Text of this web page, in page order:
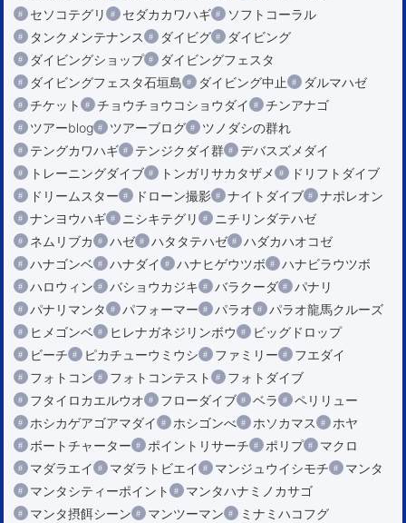
セソコテグリ
セダカカワハギ
ソフトコーラル
タンクメンテナンス
ダイビグ
ダイビング
ダイビングショップ
ダイビングフェスタ
ダイビングフェスタ石垣島
ダイビング中止
ダルマハゼ
チケット
チョウチョウコショウダイ
チンアナゴ
ツアーblog
ツアーブログ
ツノダシの群れ
テングカワハギ
テンジクダイ群
デバスズメダイ
トレーニングダイブ
トンガリサカタザメ
ドリフトダイブ
ドリームスター
ドローン撮影 ナイトダイブ
ナポレオン
ナンヨウハギ
ニシキテグリ
ニチリンダテハゼ
ネムリブカ
ハゼ ハタタテハゼ
ハダカハオコゼ
ハナゴンベ
ハナダイ ハナヒゲウツボ
ハナビラウツボ
ハロウィン
バショウカジキ バラクーダ
パナリ
パナリマンタ
パフォーマー パラオ
パラオ龍馬クルーズ
ヒメゴンベ
ヒレナガネジリンボウ
ビッグドロップ
ビーチ
ピカチューウミウシ ファミリー
フエダイ
フォトコン
フォトコンテスト
フォトダイブ
フタイロカエルウオ
フローダイブ ベラ
ペリリュー
ホシカゲアゴアマダイ
ホシゴンべ ホソカマス
ホヤ
ボートチャーター
ポイントリサーチ ポリプ
マクロ
マダラエイ
マダラトビエイ マンジュウイシモチ
マンタ
マンタシティーポイント
マンタハナミノカサゴ
マンタ摂餌シーン
マンツーマン
ミナミハコフグ